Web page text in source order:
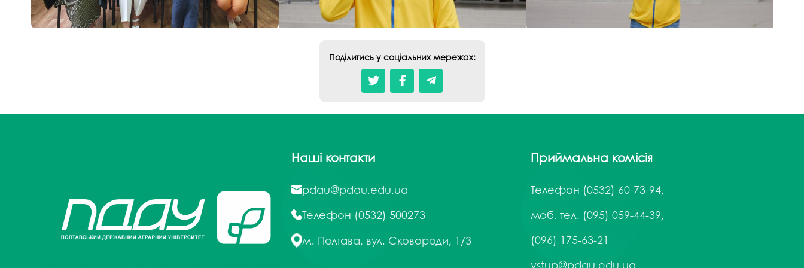
госпдоговірних робіт (послуг)
Поділитись у соціальних мережах:
Наші контакти
pdau@pdau.edu.ua
Телефон (0532) 500273
м. Полтава, вул. Сковороди, 1/3
Приймальна комісія
Телефон (0532) 60-73-94,
моб. тел. (095) 059-44-39,
(096) 175-63-21
vstup@pdau.edu.ua